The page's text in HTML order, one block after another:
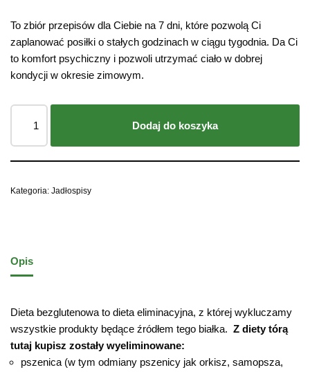
To zbiór przepisów dla Ciebie na 7 dni, które pozwolą Ci
zaplanować posiłki o stałych godzinach w ciągu tygodnia. Da Ci
to komfort psychiczny i pozwoli utrzymać ciało w dobrej
kondycji w okresie zimowym.
Dodaj do koszyka
Kategoria: Jadłospisy
Opis
Dieta bezglutenowa to dieta eliminacyjna, z której wykluczamy
wszystkie produkty będące źródłem tego białka. Z diety tórą
tutaj kupisz zostały wyeliminowane:
pszenica (w tym odmiany pszenicy jak orkisz, samopsza,